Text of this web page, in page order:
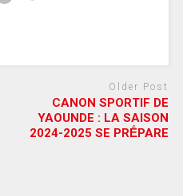
Older Post
CANON SPORTIF DE
YAOUNDE : LA SAISON
2024-2025 SE PRḖPARE